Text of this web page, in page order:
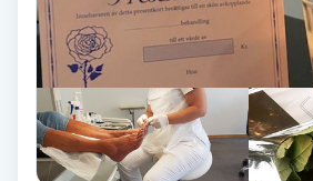
Medicinsk massage
Meditation
Medium